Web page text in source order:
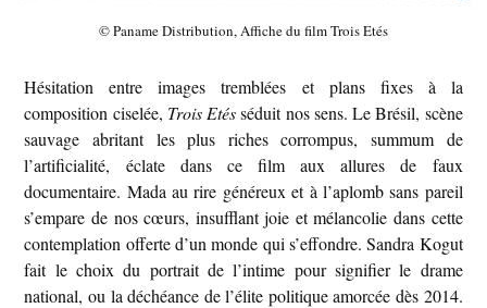
© Paname Distribution, Affiche du film Trois Etés
Hésitation entre images tremblées et plans fixes à la
composition ciselée, Trois Etésséduit nos sens. Le Brésil, scène
sauvage abritant les plus riches corrompus, summum de
l’artificialité, éclate dans ce film aux allures de faux
documentaire. Mada au rire généreux et à l’aplomb sans pareil
s’empare de nos cœurs, insufflant joie et mélancolie dans cette
contemplation offerte d’un monde qui s’effondre. Sandra Kogut
fait le choix du portrait de l’intime pour signifier le drame
national, ou la déchéance de l’élite politique amorcée dès 2014.